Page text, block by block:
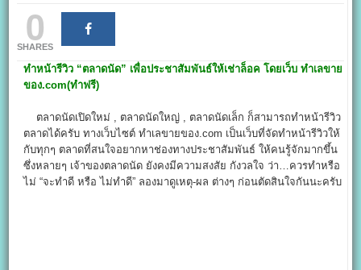
0
SHARES
ทำหน้ารีวิว “ตลาดนัด” เพื่อประชาสัมพันธ์ให้เช่าล็อค โดยเว็บ ทำเลขาย
ของ.com(ทำฟรี)
ตลาดนัดเปิดใหม่ , ตลาดนัดใหญ่ , ตลาดนัดเล็ก ก็สามารถทำหน้ารีวิว
ตลาดได้ครับ ทางเว็บไซต์ ทำเลขายของ.com เป็นเว็บที่จัดทำหน้ารีวิวให้
กับทุกๆ ตลาดที่สนใจอยากหาช่องทางประชาสัมพันธ์ ให้คนรู้จักมากขึ้น
ซึ่งหลายๆ เจ้าของตลาดนัด ยังคงมีความสงสัย กังวลใจ ว่า…ควรทำหรือ
ไม่ “จะทำดี หรือ ไม่ทำดี” ลองมาดูเหตุ-ผล ต่างๆ ก่อนตัดสินใจกันนะครับ